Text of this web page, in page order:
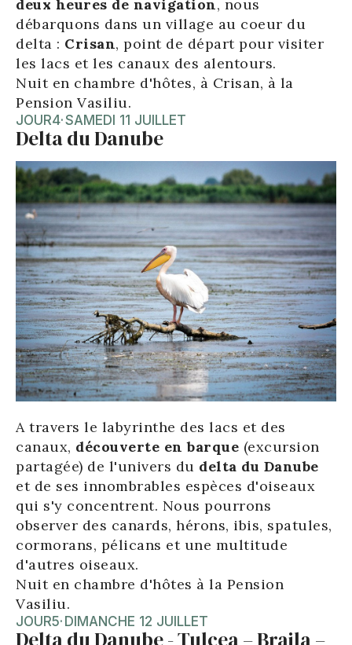
deux heures de navigation, nous
débarquons dans un village au coeur du
delta : Crisan, point de départ pour visiter
les lacs et les canaux des alentours.
Nuit en chambre d'hôtes, à Crisan, à la
Pension Vasiliu.
JOUR4·SAMEDI 11 JUILLET
Delta du Danube
A travers le labyrinthe des lacs et des
canaux, découverte en barque (excursion
partagée) de l'univers du delta du Danube
et de ses innombrables espèces d'oiseaux
qui s'y concentrent. Nous pourrons
observer des canards, hérons, ibis, spatules,
cormorans, pélicans et une multitude
d'autres oiseaux.
Nuit en chambre d'hôtes à la Pension
Vasiliu.
JOUR5· DIMANCHE 12 JUILLET
Delta du Danube - Tulcea – Braila –